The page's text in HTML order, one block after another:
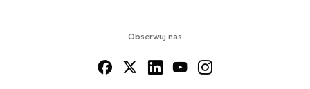
Obserwuj nas